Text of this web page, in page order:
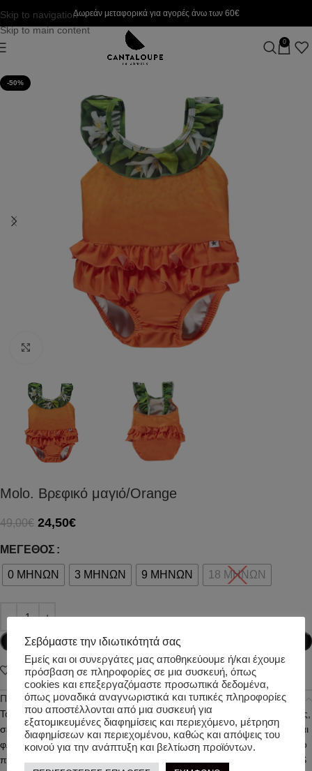
Skip to navigation
Skip to main content
Δωρεάν μεταφορικά για αγορές άνω των 60€
0
-50%
Molo. Bρεφικό μαγιό/Orange
49,00€ 24,50€
ΜΈΓΕΘΟΣ
0 ΜΗΝΩΝ 3 ΜΗΝΩΝ 9 ΜΗΝΩΝ 18 ΜΗΝΩΝ
Προσθήκη στο καλάθι
Add to wishlist
Περιγραφή
Το Orange είναι ένα βρεφικό μαγιό με βολάν στη μέση και στις τιράντες,
σε πορτοκαλί χρώμα και μοιάζει με πορτοκάλι με πράσινα λουράκια και
φλοράλ στάμπα. Τα μαγιό της Molo έχουν 50+ προστασία UV. Αυτό το
προϊόν περιέχει τουλάχιστον 50% πολυεστέρα πιστοποιημένο με GRS
Σεβόμαστε την ιδιωτικότητά σας
Εμείς και οι συνεργάτες μας αποθηκεύουμε ή/και έχουμε
πρόσβαση σε πληροφορίες σε μια συσκευή, όπως
cookies και επεξεργαζόμαστε προσωπικά δεδομένα,
όπως μοναδικά αναγνωριστικά και τυπικές πληροφορίες
που αποστέλλονται από μια συσκευή για
εξατομικευμένες διαφημίσεις και περιεχόμενο, μέτρηση
διαφημίσεων και περιεχομένου, καθώς και απόψεις του
κοινού για την ανάπτυξη και βελτίωση προϊόντων.